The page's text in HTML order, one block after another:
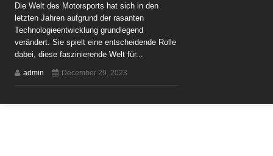
Die Welt des Motorsports hat sich in den
letzten Jahren aufgrund der rasanten
Technologieentwicklung grundlegend
verändert. Sie spielt eine entscheidende Rolle
dabei, diese faszinierende Welt für...
admin December 29, 2023